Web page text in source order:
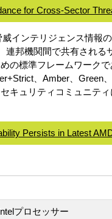
for Cross-Sector
インテリジェンス情報
連邦機関間で共有される
の標準フレームワーク
、Amber、Green
キュリティコミュニテ
Persists in Latest
プロセッサー